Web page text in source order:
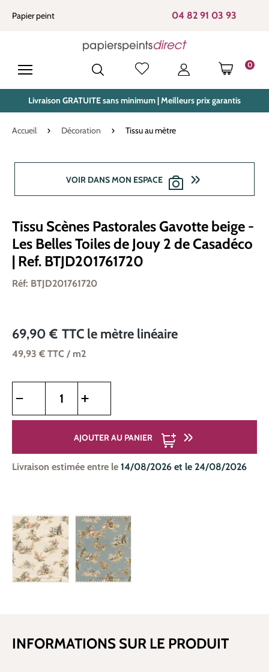
principal
Papier peint 04 82 91 03 93
0
LE
Livraison GRATUITE sans minimum | Meilleurs prix garantis
Accueil Décoration Tissu au mètre
VOIR DANS MON ESPACE
Tissu Scènes Pastorales Gavotte beige -
Les Belles Toiles de Jouy 2 de Casadéco
| Ref. BTJD201761720
Réf: BTJD201761720
69,90 € TTC le mètre linéaire
49,93 € TTC / m2
AJOUTER AU PANIER
Livraison estimée entre le 14/08/2026 et le 24/08/2026
INFORMATIONS SUR LE PRODUIT